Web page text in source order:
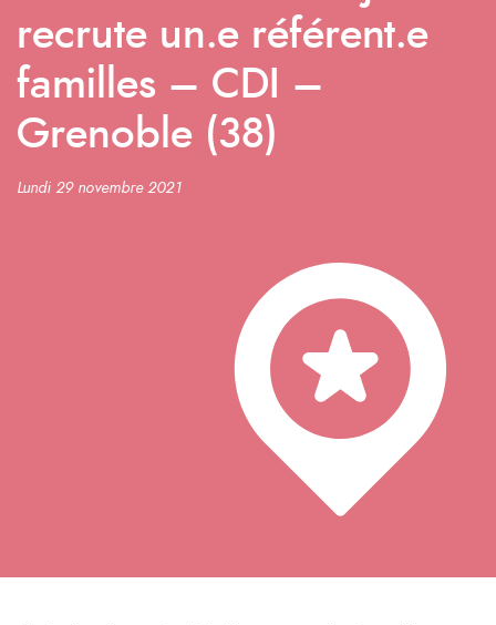
recrute un.e référent.e
familles – CDI –
Grenoble (38)
Lundi 29 novembre 2021